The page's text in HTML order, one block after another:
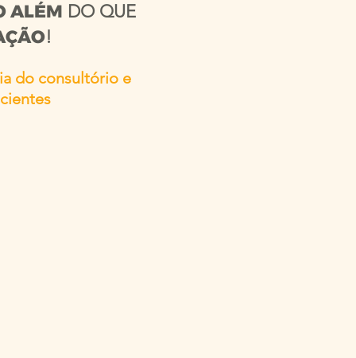
ALÉM DO QUE
!
do consultório e